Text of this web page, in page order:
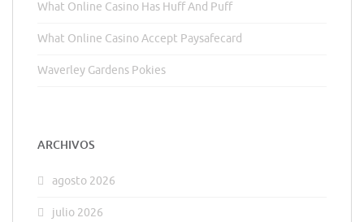
What Online Casino Has Huff And Puff
What Online Casino Accept Paysafecard
Waverley Gardens Pokies
ARCHIVOS
agosto 2026
julio 2026